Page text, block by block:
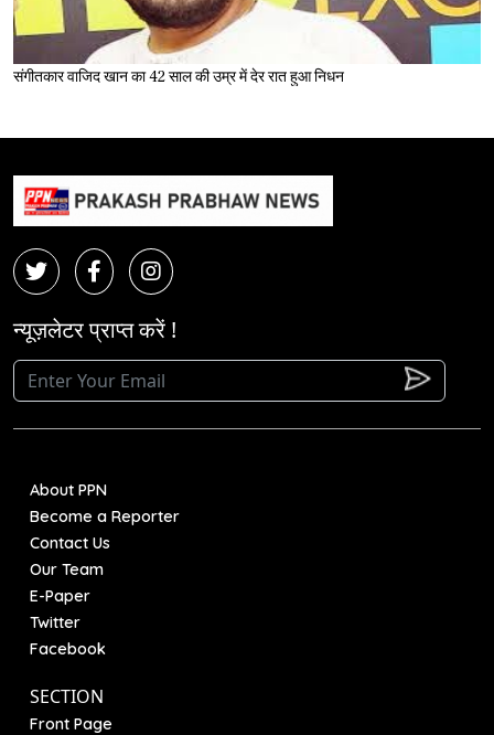
संगीतकार वाजिद खान का 42 साल की उम्र में देर रात हुआ निधन
न्यूज़लेटर प्राप्त करें !
About PPN
Become a Reporter
Contact Us
Our Team
E-Paper
Twitter
Facebook
SECTION
Front Page